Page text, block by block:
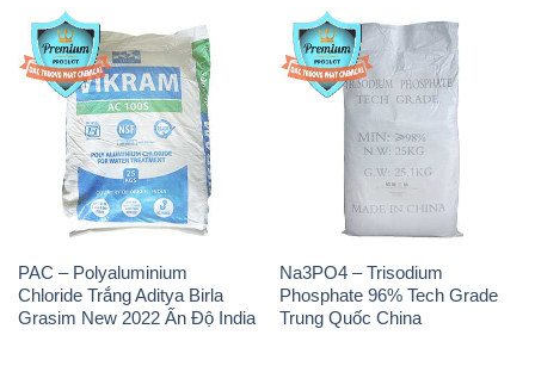
PAC – Polyaluminium
Chloride Trắng Aditya Birla
Grasim New 2022 Ấn Độ India
Na3PO4 – Trisodium
Phosphate 96% Tech Grade
Trung Quốc China